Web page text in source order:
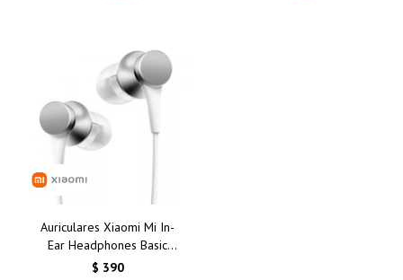
Auriculares Xiaomi Mi In-
Ear Headphones Basic
Silver/Plata: Calidad de
$ 390